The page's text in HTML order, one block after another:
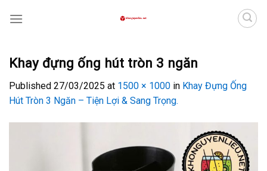
Khay đựng ống hút tròn 3 ngăn
Published 27/03/2025 at 1500 × 1000 in Khay Đựng Ống
Hút Tròn 3 Ngăn – Tiện Lợi & Sang Trọng.